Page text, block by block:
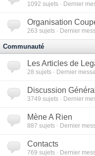
1092 sujets · Dernier
Organisation
263 sujets · Dernier
Communauté
Les Articles de
28 sujets · Dernier
Discussion
3749 sujets · Dernier
Mène A Rien
887 sujets · Dernier
Contacts
769 sujets · Dernier